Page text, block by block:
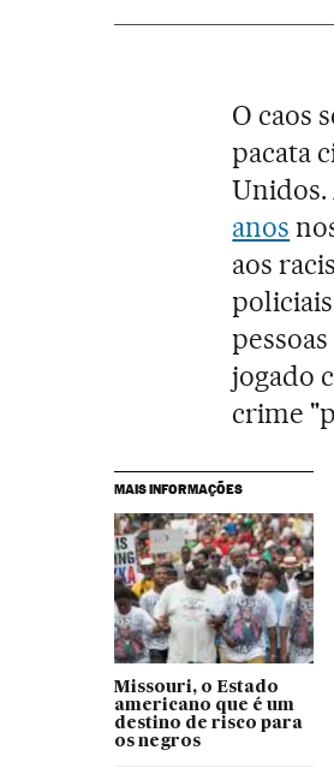
O caos
pacata
anos
aos
jogado
crime
MAIS INFORMAÇÕES
Missouri, o Estado
americano que é um
destino de risco para
os negros